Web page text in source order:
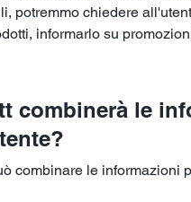
potremmo chiedere
informarlo su
combinerà le
combinare le informazioni